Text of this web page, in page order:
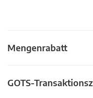
Mengenrabatt
GOTS-